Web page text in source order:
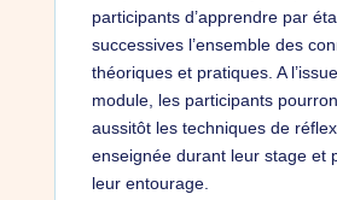
participants d’apprendre par
successives l’ensemble des
théoriques et pratiques. A
module, les participants
aussitôt les techniques de
enseignée durant leur stage et
leur entourage.